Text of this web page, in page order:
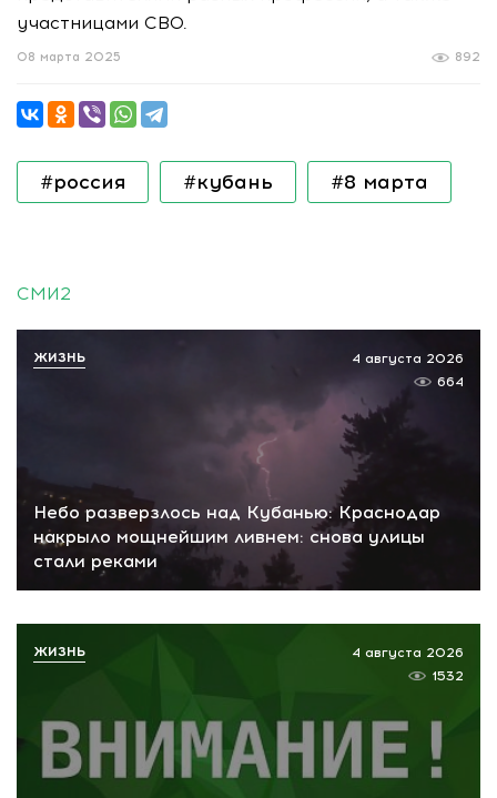
участницами СВО.
892
08 марта 2025
#россия #кубань #8 марта
СМИ2
Небо разверзлось над Кубанью: Краснодар
накрыло мощнейшим ливнем: снова улицы
стали реками
4 августа 2026
664
ЖИЗНЬ
4 августа 2026
1532
ЖИЗНЬ